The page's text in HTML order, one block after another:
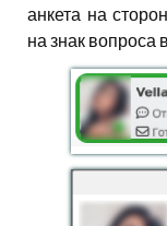
анкета на
на знак вопроса